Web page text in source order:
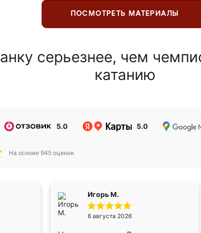
ПОСМОТРЕТЬ МАТЕРИАЛЫ
серьезнее, чем
катанию
5.0 5.0
На основе 945 оценок
Игорь М.
6 августа 2026